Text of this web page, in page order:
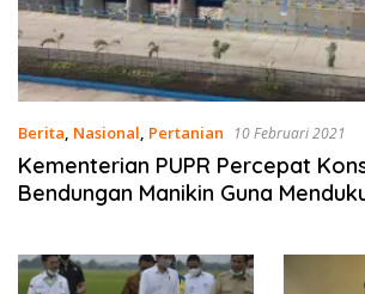
Berita, Nasional, Pertanian 10 Februari 2021
Kementerian PUPR Percepat
Bendungan Manikin Guna